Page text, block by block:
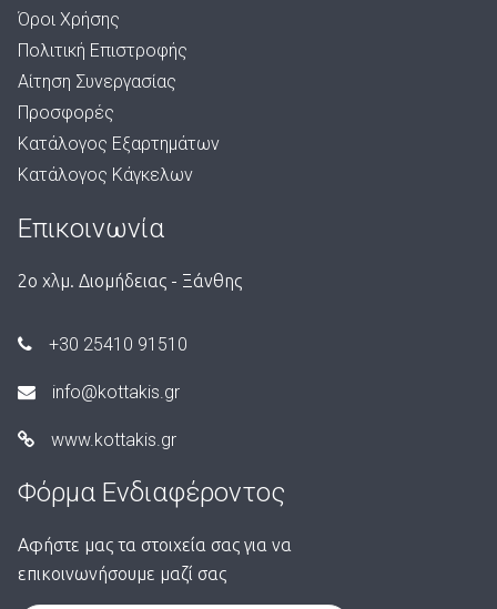
Όροι Χρήσης
Πολιτική Επιστροφής
Αίτηση Συνεργασίας
Προσφορές
Κατάλογος Εξαρτημάτων
Κατάλογος Κάγκελων
Επικοινωνία
2ο χλμ. Διομήδειας - Ξάνθης
+30 25410 91510
info@kottakis.gr
www.kottakis.gr
Φόρμα Ενδιαφέροντος
Αφήστε μας τα στοιχεία σας για να
επικοινωνήσουμε μαζί σας